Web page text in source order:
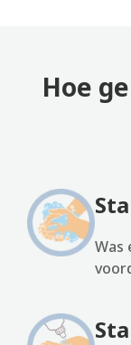
Hoe
Was